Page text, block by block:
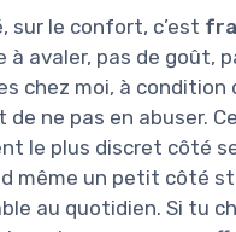
sur le confort, c’est
à avaler, pas de goût,
chez moi, à condition
de ne pas en abuser.
le plus discret côté
même un petit côté
au quotidien. Si tu